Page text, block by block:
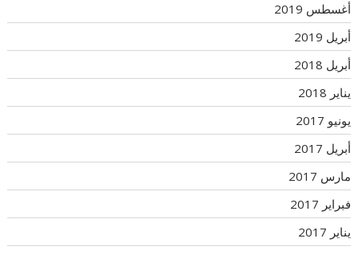
أغسطس 2019
أبريل 2019
أبريل 2018
يناير 2018
يونيو 2017
أبريل 2017
مارس 2017
فبراير 2017
يناير 2017